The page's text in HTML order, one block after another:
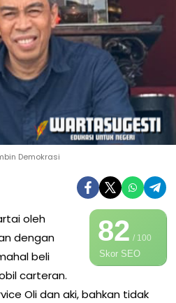
Demokrasi
82/ 100
Skor SEO
oleh
dengan
beli
carteran.
Oli dan aki, bahkan tidak